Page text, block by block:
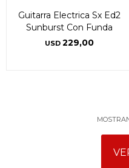
Guitarra Electrica Sx Ed2
Sunburst Con Funda
USD 229,00